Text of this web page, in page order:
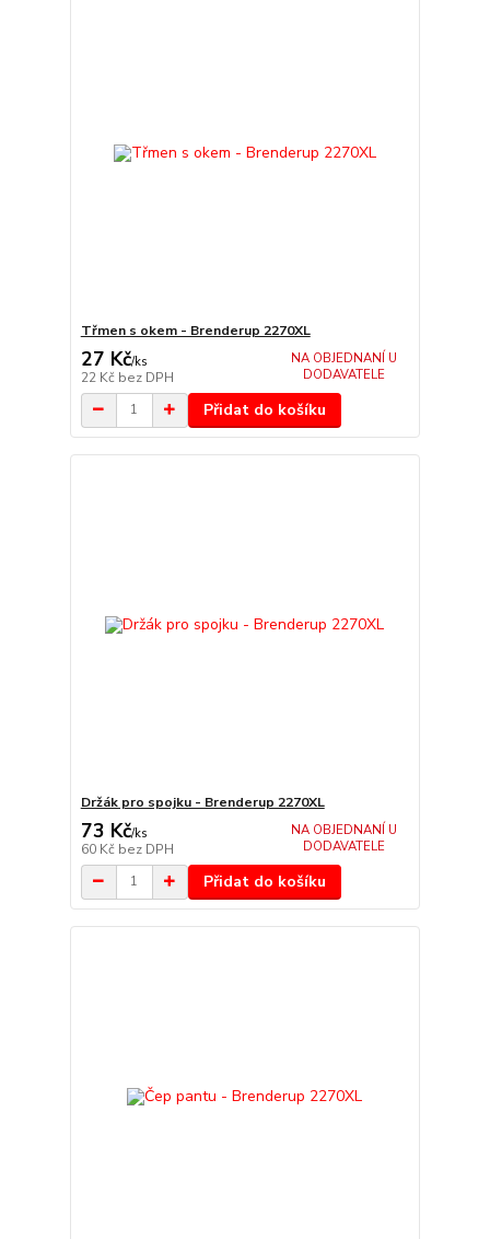
Třmen s okem - Brenderup 2270XL
27 Kč/ks
22 Kč bez DPH
NA OBJEDNANÍ U
DODAVATELE
Přidat do košíku
Držák pro spojku - Brenderup 2270XL
73 Kč/ks
60 Kč bez DPH
NA OBJEDNANÍ U
DODAVATELE
Přidat do košíku